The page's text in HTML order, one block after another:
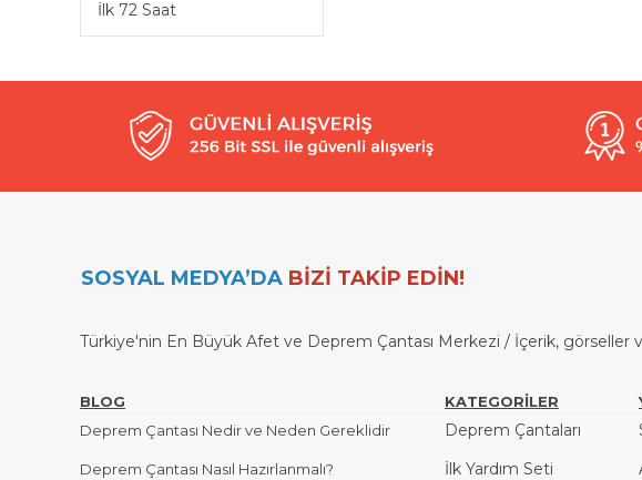
İlk 72 Saat
SOSYAL MEDYA’DA BİZİ TAKİP EDİN!
Türkiye'nin En Büyük Afet ve Deprem Çantası Merkezi / İçerik, görseller
BLOG KATEGORİLER
Deprem Çantası Nedir ve Neden Gereklidir
Deprem Çantaları
Deprem Çantası Nasıl Hazırlanmalı? İlk Yardım Seti